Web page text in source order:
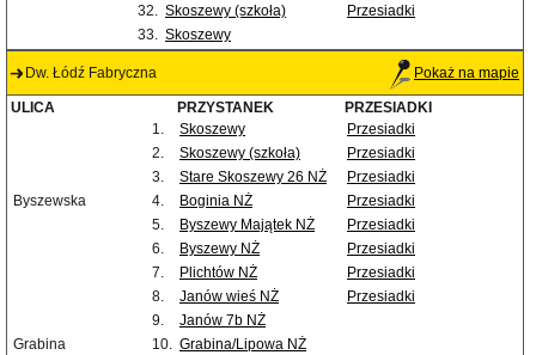
32. Skoszewy (szkoła)
Przesiadki
33. Skoszewy
Dw. Łódź Fabryczna Pokaż na mapie
ULICA PRZYSTANEK
PRZESIADKI
1.
Skoszewy
Przesiadki
2.
Skoszewy (szkoła)
Przesiadki
3.
Stare Skoszewy 26 NŻ
Przesiadki
Byszewska
4. Boginia NŻ
Przesiadki
5.
Byszewy Majątek NŻ
Przesiadki
6.
Byszewy NŻ
Przesiadki
7.
Plichtów NŻ
Przesiadki
8.
Janów wieś NŻ
Przesiadki
9.
Janów 7b NŻ
Grabina
10. Grabina/Lipowa NŻ